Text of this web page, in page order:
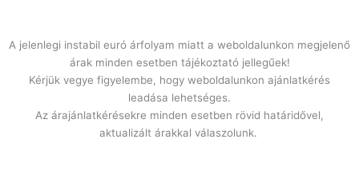
A jelenlegi instabil euró árfolyam miatt a weboldalunkon megjelenő
árak minden esetben tájékoztató jellegűek!
Kérjük vegye figyelembe, hogy weboldalunkon ajánlatkérés
leadása lehetséges.
Az árajánlatkérésekre minden esetben rövid határidővel,
aktualizált árakkal válaszolunk.